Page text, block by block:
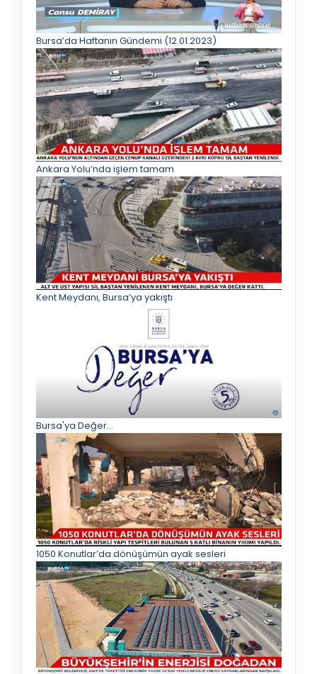
Bursa’da Haftanın Gündemi (12.01.2023)
Ankara Yolu’nda işlem tamam
Kent Meydanı, Bursa’ya yakıştı
Bursa'ya Değer...
1050 Konutlar’da dönüşümün ayak sesleri